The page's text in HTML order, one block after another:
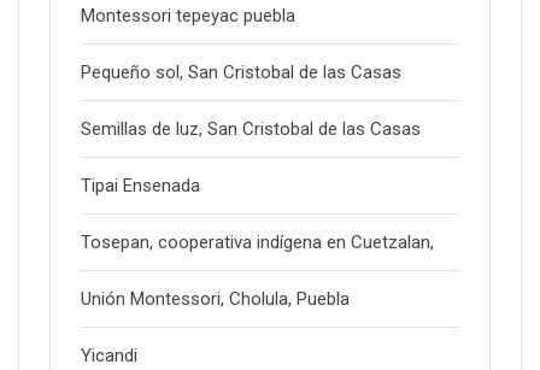
Montessori tepeyac puebla
Pequeño sol, San Cristobal de las Casas
Semillas de luz, San Cristobal de las Casas
Tipai Ensenada
Tosepan, cooperativa indígena en Cuetzalan,
Unión Montessori, Cholula, Puebla
Yicandi